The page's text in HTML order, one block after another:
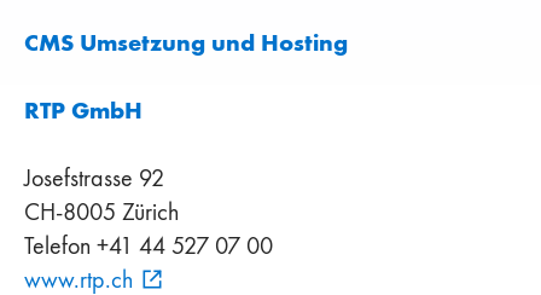
CMS Umsetzung und Hosting
RTP GmbH
Josefstrasse 92
CH-8005 Zürich
Telefon +41 44 527 07 00
www.rtp.ch